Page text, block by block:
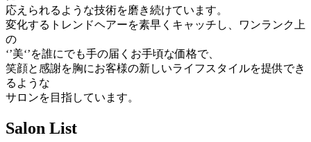
応えられるような技術を磨き続けています。
変化するトレンドヘアーを素早くキャッチし、ワンランク上
の
‘’美‘’を誰にでも手の届くお手頃な価格で、
笑顔と感謝を胸にお客様の新しいライフスタイルを提供でき
るような
サロンを目指しています。
Salon List